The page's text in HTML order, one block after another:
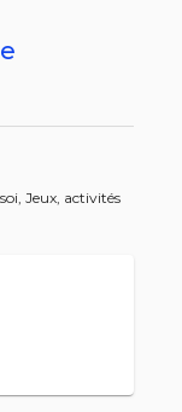
Jeux, activités